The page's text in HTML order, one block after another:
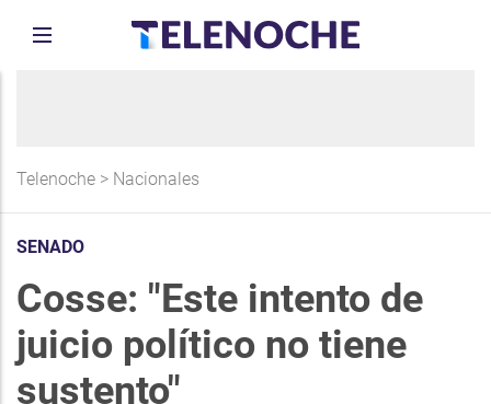
Telenoche > Nacionales
SENADO
Cosse: "Este intento de
juicio político no tiene
sustento"